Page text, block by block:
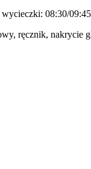
08:30/
ręcznik, nakrycie